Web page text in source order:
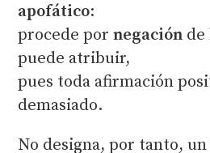
apofático:
procede por negaciónde
puede atribuir,
pues toda afirmación
demasiado.
No designa, por tanto, un